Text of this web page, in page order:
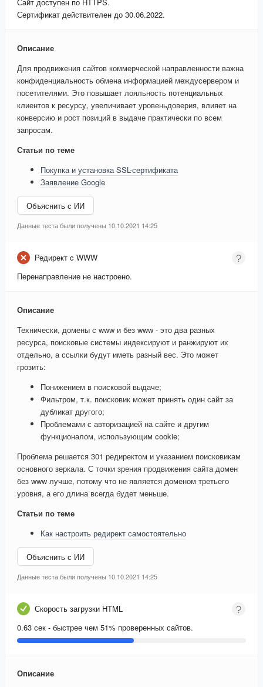
Сертификат действителен до 30.06.2022.
Описание
Для продвижения сайтов коммерческой направленности важна
конфиденциальность обмена информацией междусервером и
посетителями. Это повышает лояльность потенциальных
клиентов к ресурсу, увеличивает уровеньдоверия, влияет на
конверсию и рост позиций в выдаче практически по всем
запросам.
Статьи по теме
Покупка и установка SSL-сертификата
Заявление Google
Объяснить с ИИ
Данные теста были получены 10.10.2021 14:25
Редирект c WWW
Перенаправление не настроено.
Описание
Технически, домены с www и без www - это два разных
ресурса, поисковые системы индексируют и ранжируют их
отдельно, а ссылки будут иметь разный вес. Это может
грозить:
Понижением в поисковой выдаче;
Фильтром, т.к. поисковик может принять один сайт за
дубликат другого;
Проблемами с авторизацией на сайте и другим
функционалом, использующим cookie;
Проблема решается 301 редиректом и указанием поисковикам
основного зеркала. С точки зрения продвижения сайта домен
без www лучше, потому что не является доменом третьего
уровня, а его длина всегда будет меньше.
Статьи по теме
Как настроить редирект самостоятельно
Объяснить с ИИ
Данные теста были получены 10.10.2021 14:25
Скорость загрузки HTML
0.63 сек - быстрее чем 51% проверенных сайтов.
Описание